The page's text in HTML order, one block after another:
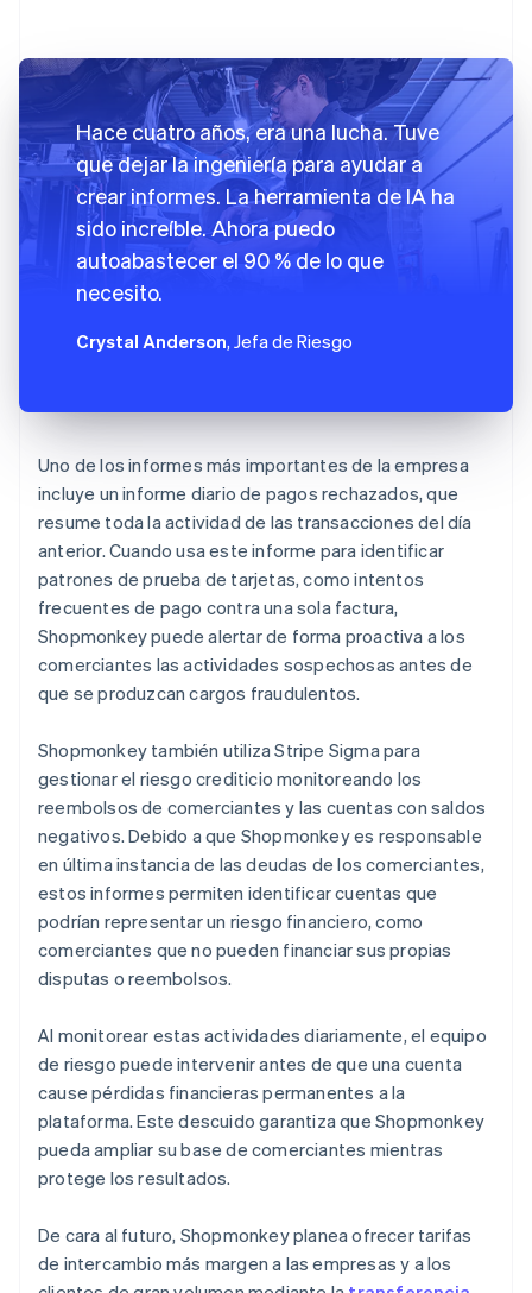
Hace cuatro años, era una lucha. Tuve
que dejar la ingeniería para ayudar a
crear informes. La herramienta de IA ha
sido increíble. Ahora puedo
autoabastecer el 90 % de lo que
necesito.
Crystal Anderson, Jefa de Riesgo
Uno de los informes más importantes de la empresa
incluye un informe diario de pagos rechazados, que
resume toda la actividad de las transacciones del día
anterior. Cuando usa este informe para identificar
patrones de prueba de tarjetas, como intentos
frecuentes de pago contra una sola factura,
Shopmonkey puede alertar de forma proactiva a los
comerciantes las actividades sospechosas antes de
que se produzcan cargos fraudulentos.
Shopmonkey también utiliza Stripe Sigma para
gestionar el riesgo crediticio monitoreando los
reembolsos de comerciantes y las cuentas con saldos
negativos. Debido a que Shopmonkey es responsable
en última instancia de las deudas de los comerciantes,
estos informes permiten identificar cuentas que
podrían representar un riesgo financiero, como
comerciantes que no pueden financiar sus propias
disputas o reembolsos.
Al monitorear estas actividades diariamente, el equipo
de riesgo puede intervenir antes de que una cuenta
cause pérdidas financieras permanentes a la
plataforma. Este descuido garantiza que Shopmonkey
pueda ampliar su base de comerciantes mientras
protege los resultados.
De cara al futuro, Shopmonkey planea ofrecer tarifas
de intercambio más margen a las empresas y a los